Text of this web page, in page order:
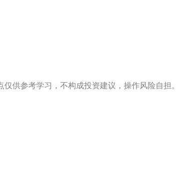
仅供参考学习，不构成投资建议，操作风险自担。